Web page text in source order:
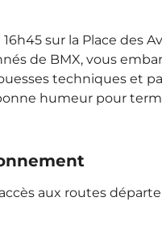
sur la Place des
de BMX, vous
techniques et
humeur pour
aux routes